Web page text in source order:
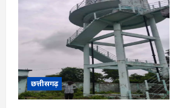
अवैध
शराब
के
कारोबार
पर
धमतरी
पुलिस
का
प्रहार,
दो
कोचिए
गिरफ्तार
छत्तीसगढ़